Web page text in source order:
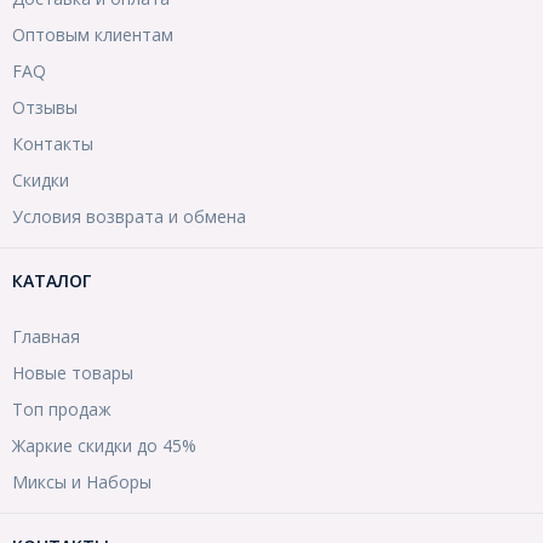
Оптовым клиентам
FAQ
Отзывы
Контакты
Скидки
Условия возврата и обмена
КАТАЛОГ
Главная
Новые товары
Топ продаж
Жаркие скидки до 45%
Миксы и Наборы